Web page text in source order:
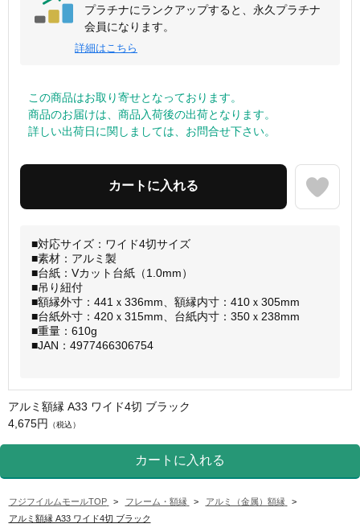
プラチナにランクアップすると、永久プラチナ
会員になります。
詳細はこちら
この商品はお取り寄せとなっております。
商品のお届けは、商品入荷後の出荷となります。
詳しい出荷日に関しましては、お問合せ下さい。
■対応サイズ：ワイド4切サイズ
■素材：アルミ製
■台紙：Vカット台紙（1.0mm）
■吊り紐付
■額縁外寸：441ｘ336mm、額縁内寸：410ｘ305mm
■台紙外寸：420ｘ315mm、台紙内寸：350ｘ238mm
■重量：610g
■JAN：4977466306754
アルミ額縁 A33 ワイド4切 ブラック
4,675円
（税込）
フジフイルムモールTOP > フレーム・額縁 > アルミ（金属）額縁
>
アルミ額縁 A33 ワイド4切 ブラック